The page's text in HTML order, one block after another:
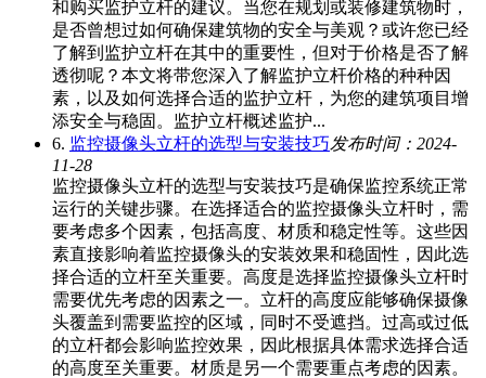
和购买监护立杆的建议。当您在规划或装修建筑物时，
是否曾想过如何确保建筑物的安全与美观？或许您已经
了解到监护立杆在其中的重要性，但对于价格是否了解
透彻呢？本文将带您深入了解监护立杆价格的种种因
素，以及如何选择合适的监护立杆，为您的建筑项目增
添安全与稳固。监护立杆概述监护...
6. 监控摄像头立杆的选型与安装技巧发布时间：2024-
11-28
监控摄像头立杆的选型与安装技巧是确保监控系统正常
运行的关键步骤。在选择适合的监控摄像头立杆时，需
要考虑多个因素，包括高度、材质和稳定性等。这些因
素直接影响着监控摄像头的安装效果和稳固性，因此选
择合适的立杆至关重要。高度是选择监控摄像头立杆时
需要优先考虑的因素之一。立杆的高度应能够确保摄像
头覆盖到需要监控的区域，同时不受遮挡。过高或过低
的立杆都会影响监控效果，因此根据具体需求选择合适
的高度至关重要。材质是另一个需要重点考虑的因素。